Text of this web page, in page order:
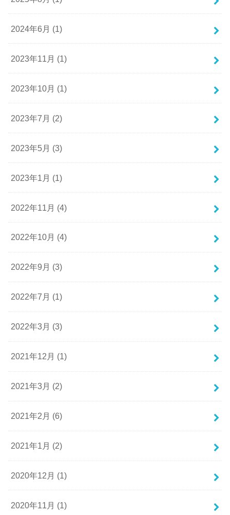
2024年6月 (1)
2023年11月 (1)
2023年10月 (1)
2023年7月 (2)
2023年5月 (3)
2023年1月 (1)
2022年11月 (4)
2022年10月 (4)
2022年9月 (3)
2022年7月 (1)
2022年3月 (3)
2021年12月 (1)
2021年3月 (2)
2021年2月 (6)
2021年1月 (2)
2020年12月 (1)
2020年11月 (1)